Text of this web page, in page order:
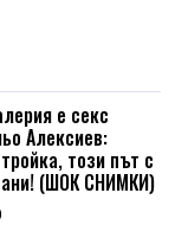
е секс
Алексиев:
този път с
(ШОК СНИМКИ)